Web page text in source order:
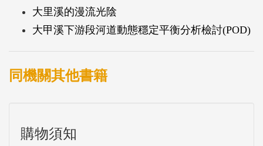
大里溪的漫流光陰
大甲溪下游段河道動態穩定平衡分析檢討(POD)
同機關其他書籍
購物須知